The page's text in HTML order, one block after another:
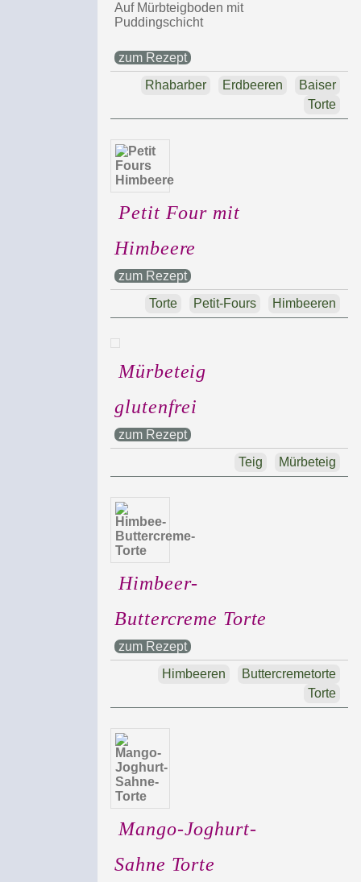
Auf Mürbteigboden mit
Puddingschicht
zum Rezept
Baiser
Erdbeeren
Rhabarber
Torte
Petit Four mit
Himbeere
zum Rezept
Himbeeren
Petit-Fours
Torte
Mürbeteig
glutenfrei
zum Rezept
Mürbeteig
Teig
Himbeer-
Buttercreme Torte
zum Rezept
Buttercremetorte
Himbeeren
Torte
Mango-Joghurt-
Sahne Torte